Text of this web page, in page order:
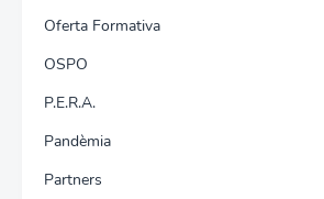
Oferta Formativa
OSPO
P.E.R.A.
Pandèmia
Partners